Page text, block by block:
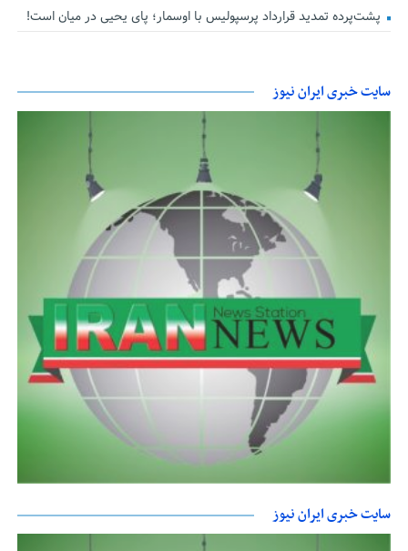
پشت‌پرده تمدید قرارداد پرسپولیس با اوسمار؛ پای یحیی در میان است!
سایت خبری ایران نیوز
سایت خبری ایران نیوز